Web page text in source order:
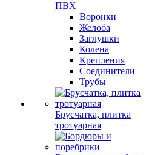
ПВХ
Воронки
Желоба
Заглушки
Колена
Крепления
Соединители
Трубы
Брусчатка, плитка
тротуарная